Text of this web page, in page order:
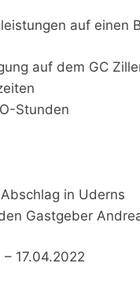
auf einen
auf dem GC
Stunden
in Uderns
Gastgeber
17.04.2022